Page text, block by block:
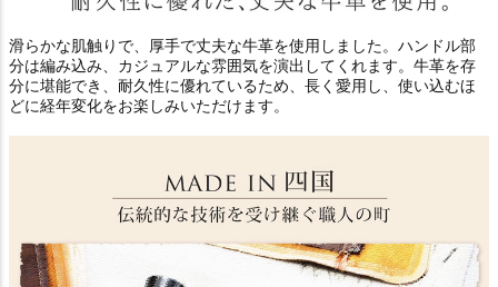
滑らかな肌触りで、厚手で丈夫な牛革を使用しました。ハンドル部
分は編み込み、カジュアルな雰囲気を演出してくれます。牛革を存
分に堪能でき、耐久性に優れているため、長く愛用し、使い込むほ
どに経年変化をお楽しみいただけます。